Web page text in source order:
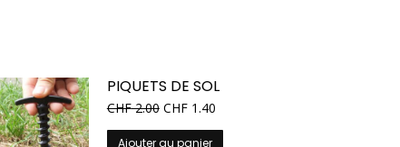
PIQUETS DE SOL
CHF2.00 CHF1.40
Ajouter au panier